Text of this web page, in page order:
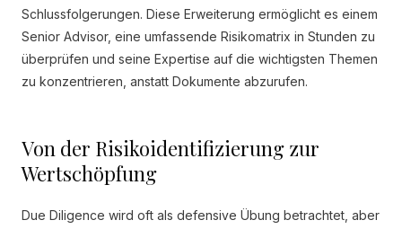
Schlussfolgerungen. Diese Erweiterung ermöglicht es einem
Senior Advisor, eine umfassende Risikomatrix in Stunden zu
überprüfen und seine Expertise auf die wichtigsten Themen
zu konzentrieren, anstatt Dokumente abzurufen.
Von der Risikoidentifizierung zur
Wertschöpfung
Due Diligence wird oft als defensive Übung betrachtet, aber